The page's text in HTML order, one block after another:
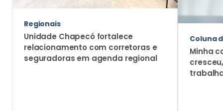
Regionais
Unidade Chapecó fortalece
relacionamento com corretoras e
seguradoras em agenda regional
Coluna
Minha